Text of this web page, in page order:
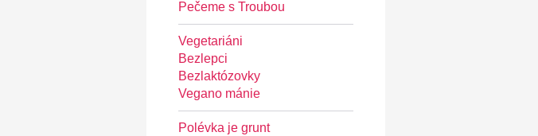
Pečeme s Troubou
Vegetariáni
Bezlepci
Bezlaktózovky
Vegano mánie
Polévka je grunt